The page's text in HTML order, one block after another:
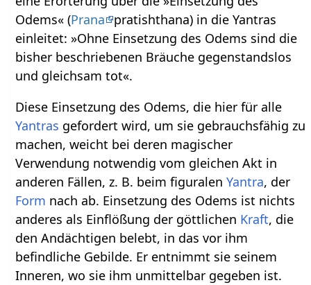
Odems« (Prana
pratishthana) in die Yantras
einleitet: »Ohne Einsetzung des Odems sind die
bisher beschriebenen Bräuche gegenstandslos
und gleichsam tot«.
Diese Einsetzung des Odems, die hier für alle
Yantras gefordert wird, um sie gebrauchsfähig zu
machen, weicht bei deren magischer
Verwendung notwendig vom gleichen Akt in
anderen Fällen, z. B. beim figuralenYantra, der
Form nach ab. Einsetzung des Odems ist nichts
anderes als Einflößung der göttlichen Kraft, die
den Andächtigen belebt, in das vor ihm
befindliche Gebilde. Er entnimmt sie seinem
Inneren, wo sie ihm unmittelbar gegeben ist.